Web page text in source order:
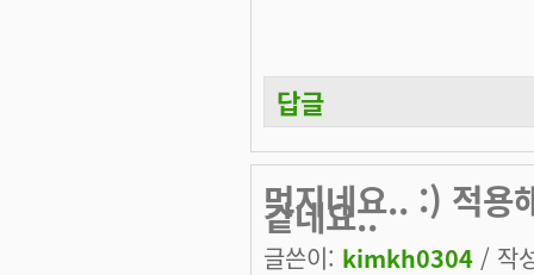
답글
멋지네요.. :) 적용
같네요..
글쓴이: kimkh0304 / 작